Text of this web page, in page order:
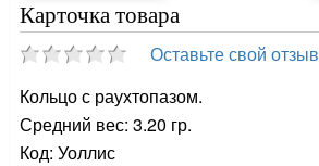
Карточка товара
Оставьте свой отзыв
Кольцо с раухтопазом.
Средний вес: 3.20 гр.
Код: Уоллис